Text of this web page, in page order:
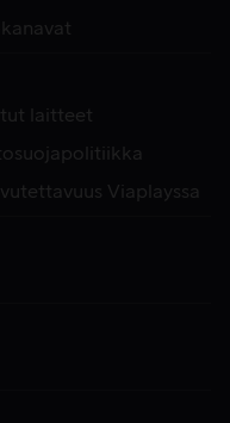
laitteet
Viaplayssa